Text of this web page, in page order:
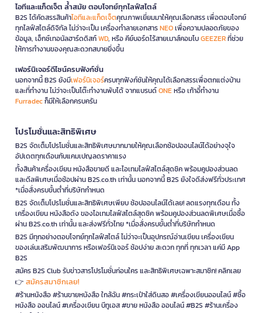
ไอทีและแก็ดเจ็ต ล้ำสมัย ตอบโจทย์ทุกไลฟ์สไตล์
B2S ได้คัดสรรสินค้าไอทีและแก็ดเจ็ตคุณภาพเยี่ยมมาให้คุณเลือกสรร เพื่อตอบโจทย์
ทุกไลฟ์สไตล์ดิจิทัล ไม่ว่าจะเป็น เครื่องทำลายเอกสารNEOเพื่อความปลอดภัยของ
ข้อมูล, เอ็กซ์เทอนัลฮาร์ดดิสก์WD, หรือ คีย์บอร์ดไร้สายเมาส์คอมโบGEEZERที่ช่วย
ให้การทำงานของคุณสะดวกสบายยิ่งขึ้น
เฟอร์นิเจอร์ดีไซน์ครบฟังก์ชั่น
นอกจากนี้ B2S ยังมีเฟอร์นิเจอร์ครบทุกฟังก์ชันให้คุณได้เลือกสรรเพื่อตกแต่งบ้าน
และที่ทำงาน ไม่ว่าจะเป็นโต๊ะทำงานพับได้ จากแบรนด์ONEหรือ เก้าอี้ทำงาน
Furradecก็มีให้เลือกครบครัน
โปรโมชั่นและสิทธิพิเศษ
B2S จัดเต็มโปรโมชั่นและสิทธิพิเศษมากมายให้คุณเลือกช้อปออนไลน์ได้อย่างจุใจ
อัปเดตทุกเดือนกับแคมเปญลดราคาแรง
ทั้งสินค้าเครื่องเขียน หนังสือขายดี และไอเทมไลฟ์สไตล์สุดชิค พร้อมคูปองส่วนลด
และดีลพิเศษเมื่อช้อปผ่าน B2S.co.th เท่านั้น นอกจากนี้ B2S ยังใจดีส่งฟรีทั่วประเทศ
*เมื่อสั่งครบขั้นต่ำที่บริษัทกำหนด
B2S จัดเต็มโปรโมชั่นและสิทธิพิเศษเพียบ ช้อปออนไลน์ได้เลย! ลดแรงทุกเดือน ทั้ง
เครื่องเขียน หนังสือดัง ของไอเทมไลฟ์สไตล์สุดชิค พร้อมคูปองส่วนลดพิเศษเมื่อซื้อ
ผ่าน B2S.co.th เท่านั้น และส่งฟรีทั่วไทย *เมื่อสั่งครบขั้นต่ำที่บริษัทกำหนด
B2S มีทุกอย่างตอบโจทย์ทุกไลฟ์สไตล์ ไม่ว่าจะเป็นอุปกรณ์อ่านเขียน เครื่องเขียน
ของเล่นเสริมพัฒนาการ หรือเฟอร์นิเจอร์ ช้อปง่าย สะดวก ทุกที่ ทุกเวลา แค่มี App
B2S
สมัคร B2S Club รับข่าวสารโปรโมชั่นก่อนใคร และสิทธิพิเศษเฉพาะสมาชิก! คลิกเลย
👉 สมัครสมาชิกเลย!
#ร้านหนังสือ #ร้านขายหนังสือ ใกล้ฉัน #กระเป๋าใส่ดินสอ #เครื่องเขียนออนไลน์ #ซื้อ
หนังสือ ออนไลน์ #เครื่องเขียน บีทูเอส #ขาย หนังสือ ออนไลน์ #B2S #ร้านเครื่อง